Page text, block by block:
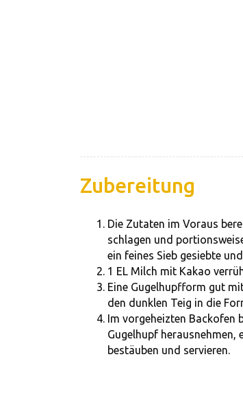
Zubereitung
Die Zutaten im Voraus
schlagen und
ein feines Sieb gesiebte
1 EL Milch mit Kakao
Eine Gugelhupfform gut
den dunklen Teig in die
Im vorgeheizten Backofen
Gugelhupf herausnehmen,
bestäuben und servieren.